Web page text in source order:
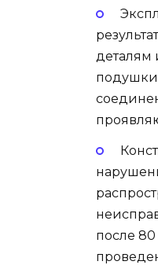
деталям
после